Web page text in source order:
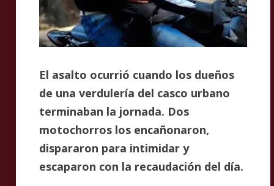
El asalto ocurrió cuando los dueños
de una verdulería del casco urbano
terminaban la jornada. Dos
motochorros los encañonaron,
dispararon para intimidar y
escaparon con la recaudación del día.